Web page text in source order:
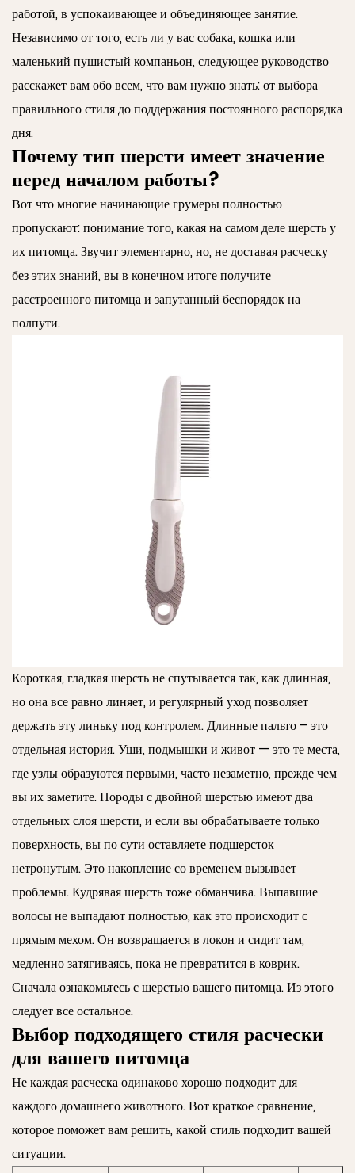
работой, в успокаивающее и объединяющее занятие.
Независимо от того, есть ли у вас собака, кошка или
маленький пушистый компаньон, следующее руководство
расскажет вам обо всем, что вам нужно знать: от выбора
правильного стиля до поддержания постоянного распорядка
дня.
Почему тип шерсти имеет значение
перед началом работы?
Вот что многие начинающие грумеры полностью
пропускают: понимание того, какая на самом деле шерсть у
их питомца. Звучит элементарно, но, не доставая расческу
без этих знаний, вы в конечном итоге получите
расстроенного питомца и запутанный беспорядок на
полпути.
Короткая, гладкая шерсть не спутывается так, как длинная,
но она все равно линяет, и регулярный уход позволяет
держать эту линьку под контролем. Длинные пальто – это
отдельная история. Уши, подмышки и живот — это те места,
где узлы образуются первыми, часто незаметно, прежде чем
вы их заметите. Породы с двойной шерстью имеют два
отдельных слоя шерсти, и если вы обрабатываете только
поверхность, вы по сути оставляете подшерсток
нетронутым. Это накопление со временем вызывает
проблемы. Кудрявая шерсть тоже обманчива. Выпавшие
волосы не выпадают полностью, как это происходит с
прямым мехом. Он возвращается в локон и сидит там,
медленно затягиваясь, пока не превратится в коврик.
Сначала ознакомьтесь с шерстью вашего питомца. Из этого
следует все остальное.
Выбор подходящего стиля расчески
для вашего питомца
Не каждая расческа одинаково хорошо подходит для
каждого домашнего животного. Вот краткое сравнение,
которое поможет вам решить, какой стиль подходит вашей
ситуации.